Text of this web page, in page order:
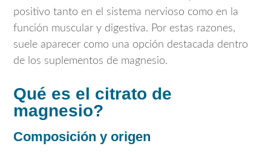
positivo tanto en el sistema nervioso como en la
función muscular y digestiva. Por estas razones,
suele aparecer como una opción destacada dentro
de los suplementos de magnesio.
Qué es el citrato de
magnesio?
Composición y origen